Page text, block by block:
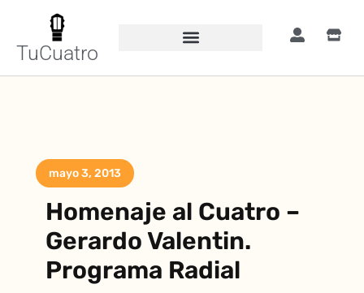
TuCuatro
mayo 3, 2013
Homenaje al Cuatro –
Gerardo Valentin.
Programa Radial